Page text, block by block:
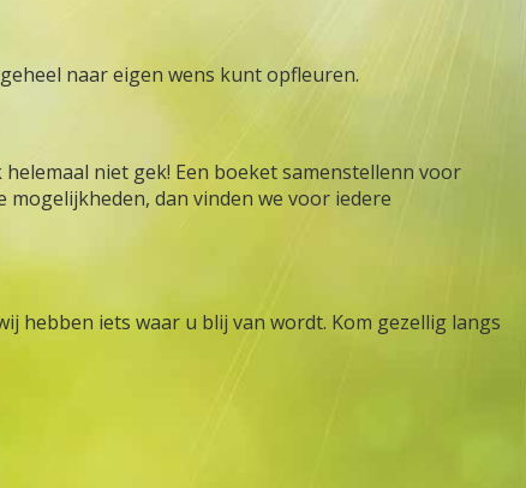
naar eigen wens kunt opfleuren.
niet gek! Een boeket samenstellenn voor
dan vinden we voor iedere
hebben iets waar u blij van wordt. Kom gezellig langs